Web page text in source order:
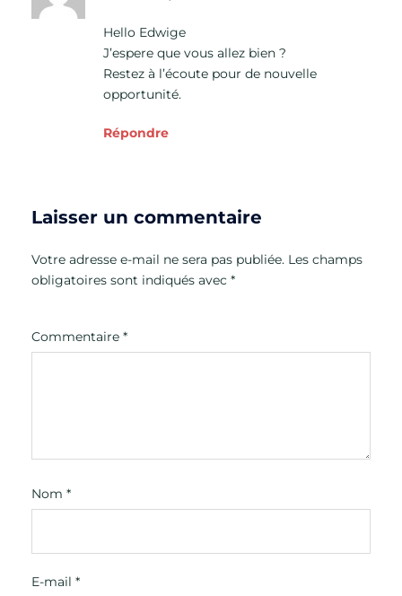
Hello Edwige
J’espere que vous allez bien ?
Restez à l’écoute pour de nouvelle
opportunité.
Répondre
Laisser un commentaire
Votre adresse e-mail ne sera pas publiée. Les champs
obligatoires sont indiqués avec *
Commentaire *
Nom *
E-mail *